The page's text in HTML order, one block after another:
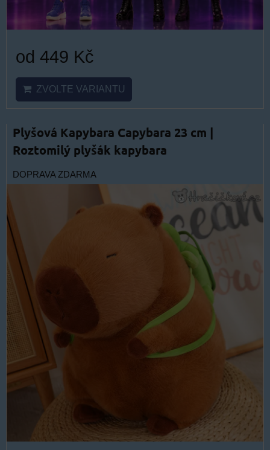
od 449 Kč
ZVOLTE VARIANTU
Plyšová Kapybara Capybara 23 cm |
Roztomilý plyšák kapybara
DOPRAVA ZDARMA